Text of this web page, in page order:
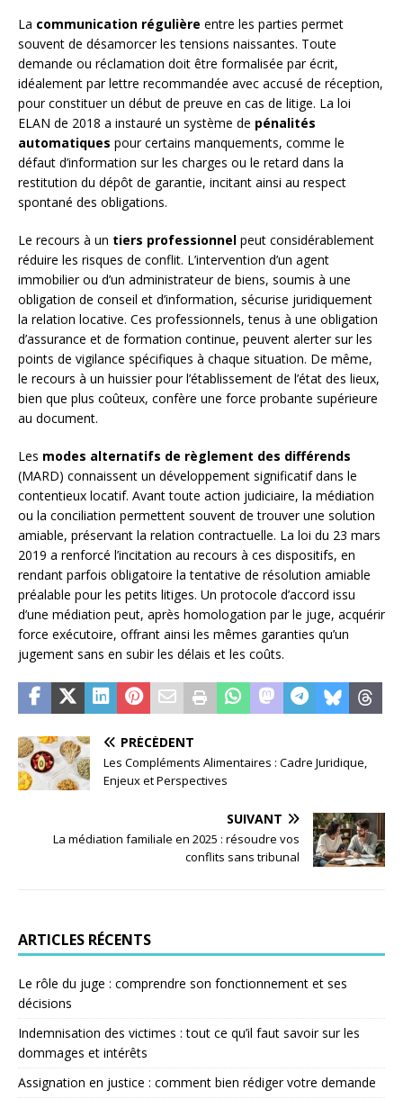
La communication régulière entre les parties permet
souvent de désamorcer les tensions naissantes. Toute
demande ou réclamation doit être formalisée par écrit,
idéalement par lettre recommandée avec accusé de réception,
pour constituer un début de preuve en cas de litige. La loi
ELAN de 2018 a instauré un système de pénalités
automatiques pour certains manquements, comme le
défaut d’information sur les charges ou le retard dans la
restitution du dépôt de garantie, incitant ainsi au respect
spontané des obligations.
Le recours à un tiers professionnel peut considérablement
réduire les risques de conflit. L’intervention d’un agent
immobilier ou d’un administrateur de biens, soumis à une
obligation de conseil et d’information, sécurise juridiquement
la relation locative. Ces professionnels, tenus à une obligation
d’assurance et de formation continue, peuvent alerter sur les
points de vigilance spécifiques à chaque situation. De même,
le recours à un huissier pour l’établissement de l’état des lieux,
bien que plus coûteux, confère une force probante supérieure
au document.
Les modes alternatifs de règlement des différends
(MARD) connaissent un développement significatif dans le
contentieux locatif. Avant toute action judiciaire, la médiation
ou la conciliation permettent souvent de trouver une solution
amiable, préservant la relation contractuelle. La loi du 23 mars
2019 a renforcé l’incitation au recours à ces dispositifs, en
rendant parfois obligatoire la tentative de résolution amiable
préalable pour les petits litiges. Un protocole d’accord issu
d’une médiation peut, après homologation par le juge, acquérir
force exécutoire, offrant ainsi les mêmes garanties qu’un
jugement sans en subir les délais et les coûts.
PRÉCÉDENT
Les Compléments Alimentaires : Cadre Juridique,
Enjeux et Perspectives
SUIVANT
La médiation familiale en 2025 : résoudre vos
conflits sans tribunal
ARTICLES RÉCENTS
Le rôle du juge : comprendre son fonctionnement et ses
décisions
Indemnisation des victimes : tout ce qu’il faut savoir sur les
dommages et intérêts
Assignation en justice : comment bien rédiger votre demande